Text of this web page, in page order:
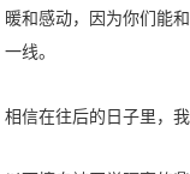
暖和感动，因为你们能
一线。
相信在往后的日子里，